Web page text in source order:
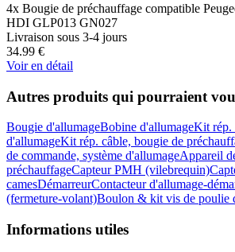
4x Bougie de préchauffage compatible
HDI GLP013 GN027
Livraison sous 3-4 jours
34.99 €
Voir en détail
Autres produits qui pourraient
Bougie d'allumageBobine d'allumageKit rép.
d'allumageKit rép. câble, bougie de
de commande, système d'allumageAppareil
préchauffageCapteur PMH (vilebrequin)
camesDémarreurContacteur d'allumage-
(fermeture-volant)Boulon & kit vis de poulie
Informations utiles